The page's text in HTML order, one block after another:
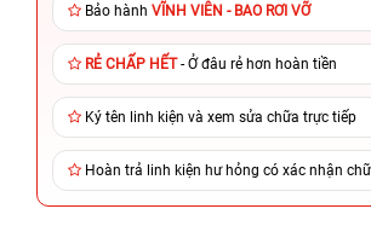
Bảo hành VĨNH VIỄN - BAO RƠI VỠ
RẺ CHẤP HẾT- Ở đâu rẻ hơn hoàn tiền
Ký tên linh kiện và xem sửa chữa trực tiếp
Hoàn trả linh kiện hư hỏng có xác nhận